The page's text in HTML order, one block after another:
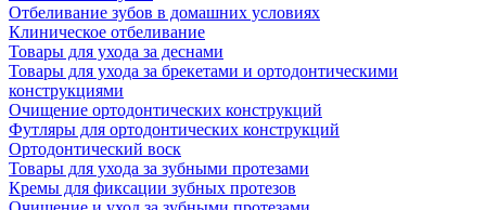
Отбеливание зубов в домашних условиях
Клиническое отбеливание
Товары для ухода за деснами
Товары для ухода за брекетами и ортодонтическими
конструкциями
Очищение ортодонтических конструкций
Футляры для ортодонтических конструкций
Ортодонтический воск
Товары для ухода за зубными протезами
Кремы для фиксации зубных протезов